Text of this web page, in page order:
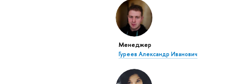
Менеджер
Гуреев Александр Иванович